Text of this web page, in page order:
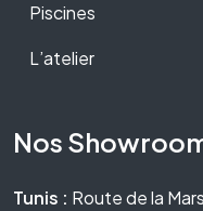
Piscines
L’atelier
Nos
Tunis : Route de la